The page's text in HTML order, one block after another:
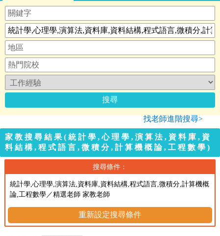
找老師進階搜尋>
家教搜尋結果(統計學,心理學,演算法,資料庫,資
料結構,程式語言,微積分,計算機概論,工程數學)
搜尋條件：
統計學,心理學,演算法,資料庫,資料結構,程式語言,微積分,計算機概
論,工程數學／精選老師 家教老師
重新設定搜尋條件